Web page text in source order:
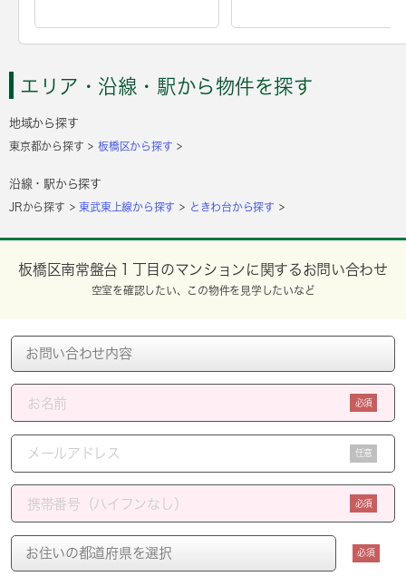
エリア・沿線・駅から物件を探す
地域から探す
東京都から探す 板橋区から探す
沿線・駅から探す
JRから探す 東武東上線から探す ときわ台から探す
板橋区南常盤台１丁目のマンションに関するお問い合わせ
空室を確認したい、この物件を見学したいなど
必須
任意
必須
必須